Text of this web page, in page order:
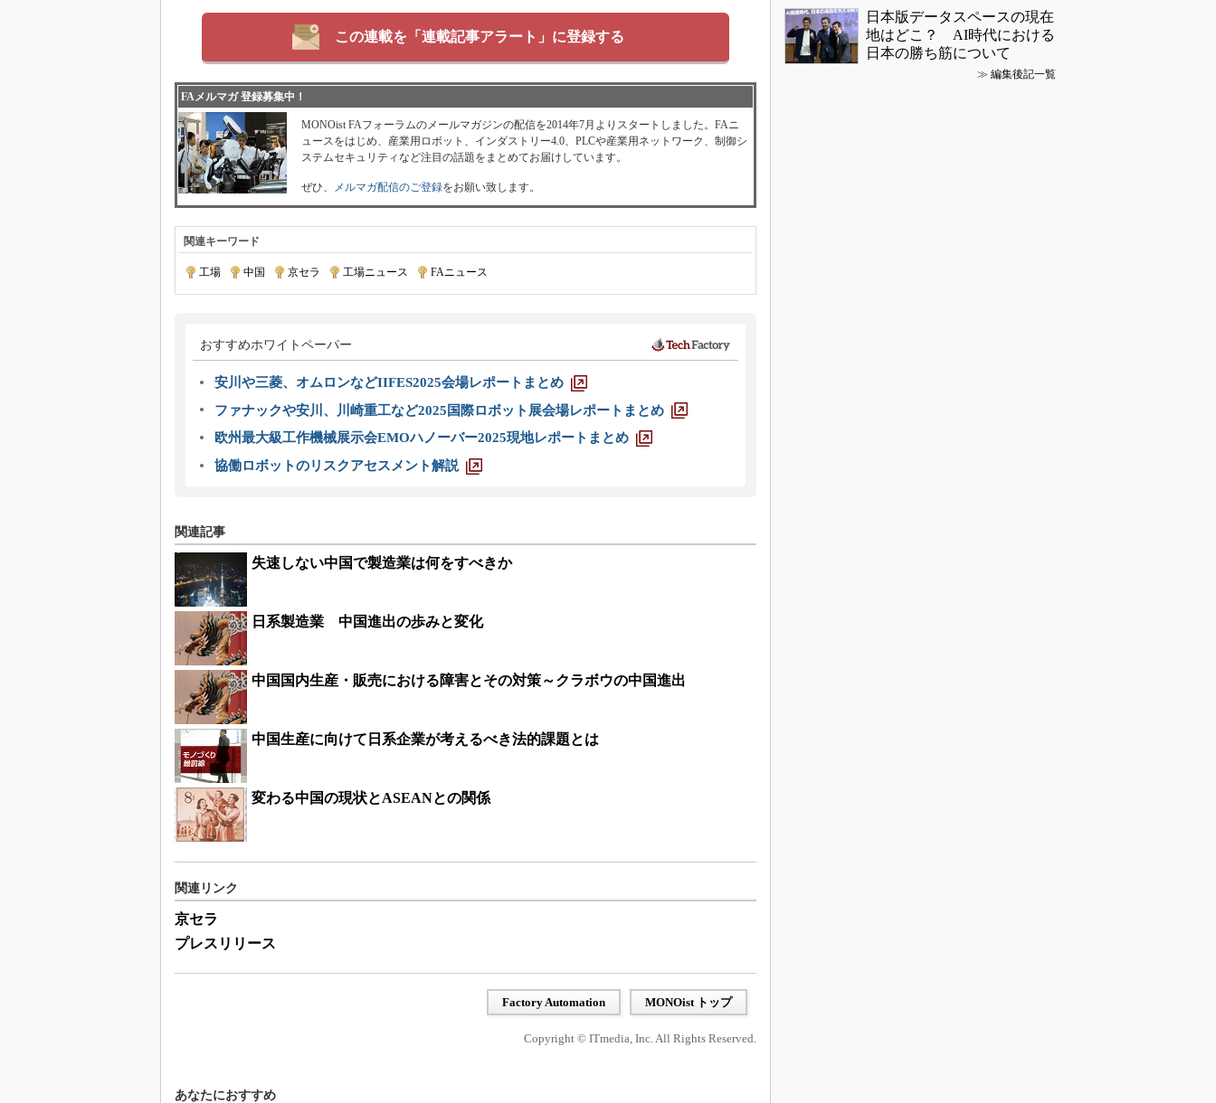
この連載を「連載記事アラート」に登録する
FAメルマガ 登録募集中！
MONOist FAフォーラムのメールマガジンの配信を2014年7月よりスタートしました。FAニ
ュースをはじめ、産業用ロボット、インダストリー4.0、PLCや産業用ネットワーク、制御シ
ステムセキュリティなど注目の話題をまとめてお届けしています。
ぜひ、 メルマガ配信のご登録をお願い致します。
関連キーワード
工場 中国 京セラ 工場ニュース FAニュース
おすすめホワイトペーパー
安川や三菱、オムロンなどIIFES2025会場レポートまとめ
ファナックや安川、川崎重工など2025国際ロボット展会場レポートまとめ
欧州最大級工作機械展示会EMOハノーバー2025現地レポートまとめ
協働ロボットのリスクアセスメント解説
関連記事
失速しない中国で製造業は何をすべきか
日系製造業 中国進出の歩みと変化
中国国内生産・販売における障害とその対策～クラボウの中国進出
中国生産に向けて日系企業が考えるべき法的課題とは
変わる中国の現状とASEANとの関係
関連リンク
京セラ
プレスリリース
Factory Automation MONOist トップ
Copyright © ITmedia, Inc. All Rights Reserved.
あなたにおすすめ
日本版データスペースの現在
地はどこ？ AI時代における
日本の勝ち筋について
≫ 編集後記一覧